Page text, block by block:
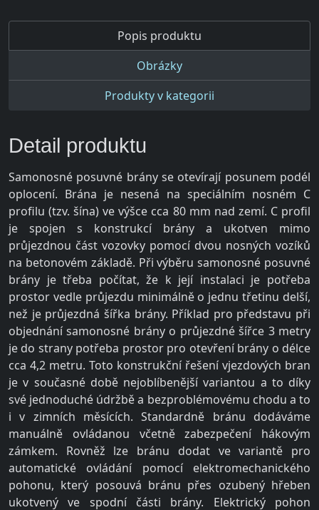
Popis produktu
Obrázky
Produkty v kategorii
Detail produktu
Samonosné posuvné brány se otevírají posunem podél
oplocení. Brána je nesená na speciálním nosném C
profilu (tzv. šína) ve výšce cca 80 mm nad zemí. C profil
je spojen s konstrukcí brány a ukotven mimo
průjezdnou část vozovky pomocí dvou nosných vozíků
na betonovém základě. Při výběru samonosné posuvné
brány je třeba počítat, že k její instalaci je potřeba
prostor vedle průjezdu minimálně o jednu třetinu delší,
než je průjezdná šířka brány. Příklad pro představu při
objednání samonosné brány o průjezdné šířce 3 metry
je do strany potřeba prostor pro otevření brány o délce
cca 4,2 metru. Toto konstrukční řešení vjezdových bran
je v současné době nejoblíbenější variantou a to díky
své jednoduché údržbě a bezproblémovému chodu a to
i v zimních měsících. Standardně bránu dodáváme
manuálně ovládanou včetně zabezpečení hákovým
zámkem. Rovněž lze bránu dodat ve variantě pro
automatické ovládání pomocí elektromechanického
pohonu, který posouvá bránu přes ozubený hřeben
ukotvený ve spodní části brány. Elektrický pohon